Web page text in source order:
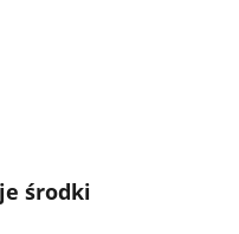
środki